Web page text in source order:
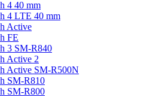
4 40 mm
4 LTE 40 mm
Active
FE
3 SM-R840
Active 2
Active SM-R500N
SM-R810
SM-R800